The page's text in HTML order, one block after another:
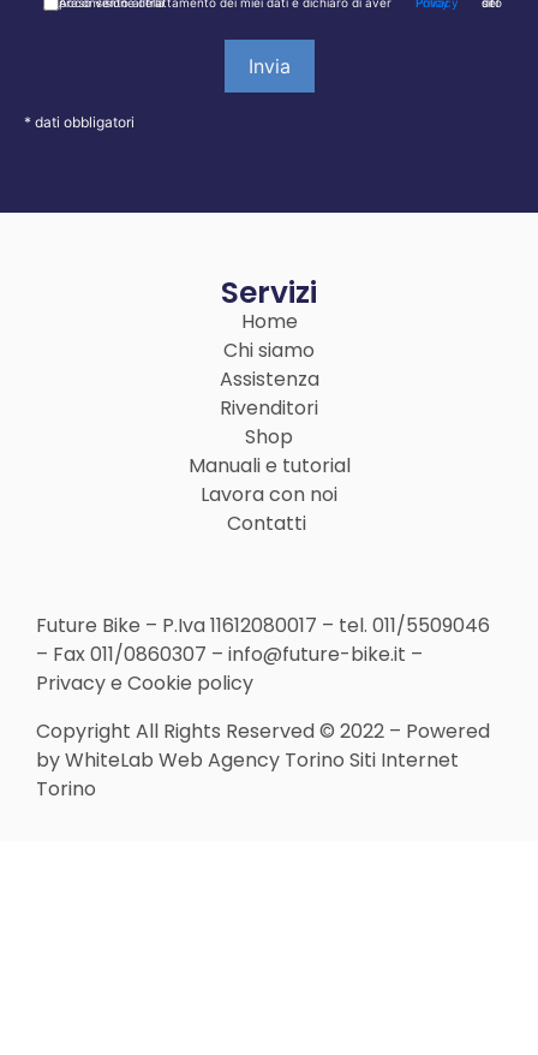
* dati obbligatori
Servizi
Home
Chi siamo
Assistenza
Rivenditori
Shop
Manuali e tutorial
Lavora con noi
Contatti
Future Bike – P.Iva 11612080017 – tel. 011/5509046
– Fax 011/0860307 – info@future-bike.it –
Privacye Cookie policy
Copyright All Rights Reserved © 2022 – Powered
byWhiteLab Web Agency Torino Siti Internet
Torino